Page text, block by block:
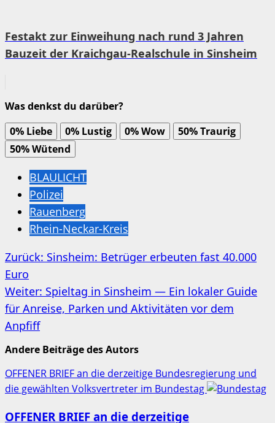
Festakt zur Einweihung nach rund 3 Jahren
Bauzeit der Kraichgau-Realschule in Sinsheim
Was denkst du darüber?
0% Liebe 0% Lustig 0%Wow 50%Traurig
50%Wütend
BLAULICHT
Polizei
Rauenberg
Rhein-Neckar-Kreis
Beitragsnavigation
Zurück: Sinsheim: Betrüger erbeuten fast 40.000
Euro
Weiter: Spieltag in Sinsheim — Ein lokaler Guide
für Anreise, Parken und Aktivitäten vor dem
Anpfiff
Andere Beiträge des Autors
OFFENER BRIEF an die derzeitige Bundesregierung und
die gewählten Volksvertreter im Bundestag
OFFENER BRIEF an die derzeitige